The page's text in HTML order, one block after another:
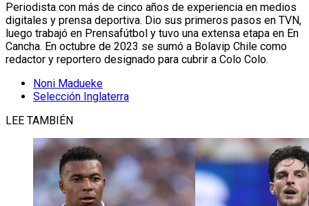
Periodista con más de cinco años de experiencia en medios
digitales y prensa deportiva. Dio sus primeros pasos en TVN,
luego trabajó en Prensafútbol y tuvo una extensa etapa en En
Cancha. En octubre de 2023 se sumó a Bolavip Chile como
redactor y reportero designado para cubrir a Colo Colo.
Noni Madueke
Selección Inglaterra
LEE TAMBIÉN